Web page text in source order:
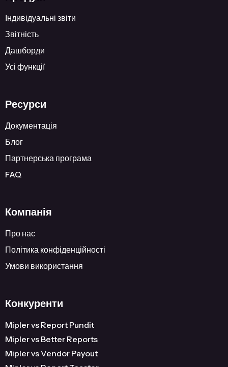
Індивідуальні звіти
Звітність
Дашборди
Усі функції
Ресурси
Документація
Блог
Партнерська програма
FAQ
Компанія
Про нас
Політика конфіденційності
Умови використання
Конкуренти
Mipler vs Report Pundit
Mipler vs Better Reports
Mipler vs Vendor Payout